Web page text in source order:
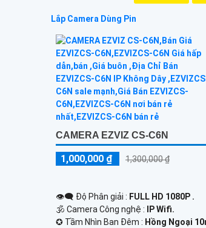
Lắp Camera Dùng Pin
CAMERA EZVIZ CS-C6N
1,000,000 ₫ 1,300,000 ₫
👁️‍🗨 Độ Phân giải : FULL HD 1080P .
🕉️ Camera Công nghệ :
IP Wifi.
✪ Tầm Nhìn Ban Đêm : Hồng Ngoại